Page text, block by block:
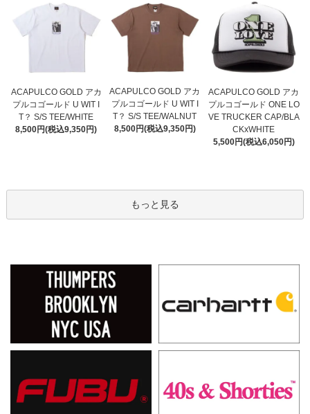
ACAPULCO GOLD アカ
プルコゴールド U WIT I
T？ S/S TEE/WHITE
8,500円(税込9,350円)
ACAPULCO GOLD アカ
プルコゴールド U WIT I
T？ S/S TEE/WALNUT
8,500円(税込9,350円)
ACAPULCO GOLD アカ
プルコゴールド ONE LO
VE TRUCKER CAP/BLA
CKxWHITE
5,500円(税込6,050円)
もっと見る